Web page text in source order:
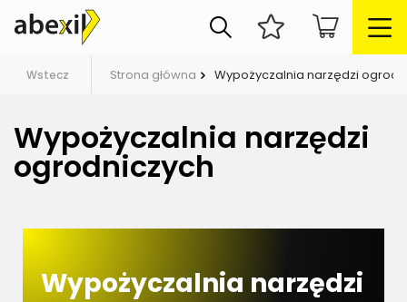
Wstecz Strona główna Wypożyczalnia narzędzi
Wypożyczalnia narzędzi
ogrodniczych
Wypożyczalnia narzędzi